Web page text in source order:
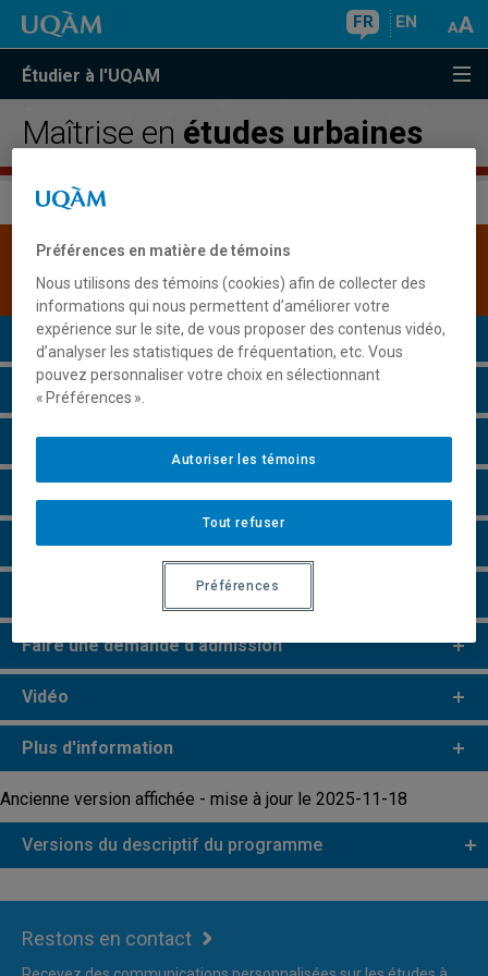
FR EN
Étudier à l'UQAM
Maîtrise en études urbaines
Une version plus récente de ce programme est
disponible.Cliquez ici pour la consulter.
Présentation du programme
Conditions d'admission
Cours à suivre et horaires
Perspectives professionnelles
Remarques et règlements
Faire une demande d'admission
Vidéo
Plus d'information
Ancienne version affichée - mise à jour le 2025-11-18
Versions du descriptif du programme
Restons en contact
Préférences en matière de témoins
Nous utilisons des témoins (cookies) afin de collecter des
informations qui nous permettent d’améliorer votre
expérience sur le site, de vous proposer des contenus vidéo,
d’analyser les statistiques de fréquentation, etc. Vous
pouvez personnaliser votre choix en sélectionnant
« Préférences ».
Tout refuser
Autoriser les témoins
Préférences